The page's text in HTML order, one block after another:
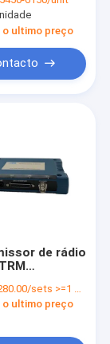
Link
o ultimo preço
de rádio
transceptor
sets >=1 sets
o ultimo preço